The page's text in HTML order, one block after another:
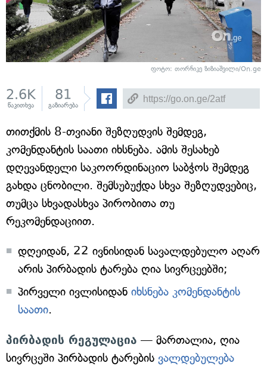
ფოტო: თორნიკე ზიზიაშვილი/On.ge
2.6K
წაკითხვა
81
გაზიარება
თითქმის 8-თვიანი შეზღუდვის შემდეგ,
კომენდანტის საათი იხსნება. ამის შესახებ
დღევანდელი საკოორდინაციო საბჭოს შემდეგ
გახდა ცნობილი. შემსუბუქდა სხვა შეზღუდვებიც,
თუმცა სხვადასხვა პირობითა თუ
რეკომენდაციით.
დღეიდან, 22 ივნისიდან სავალდებულო აღარ
არის პირბადის ტარება ღია სივრცეებში;
პირველი ივლისიდან იხსნება კომენდანტის
საათი.
პირბადის რეგულაცია — მართალია, ღია
სივრცეში პირბადის ტარების ვალდებულება